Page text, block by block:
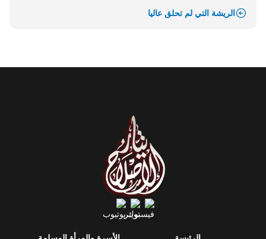
الريشة التي لم تحلق عاليا